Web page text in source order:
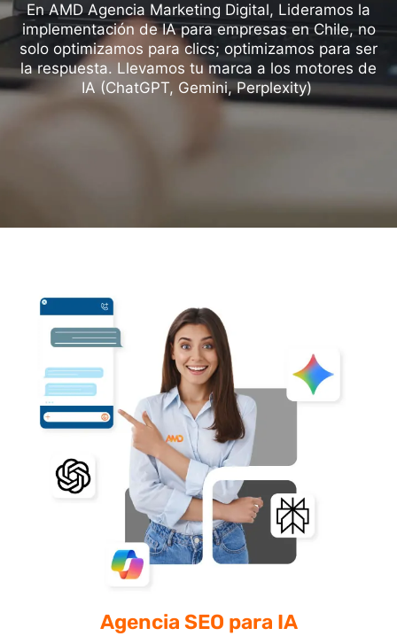
En AMD Agencia Marketing Digital, Lideramos la
implementación de IA para empresas en Chile, no
solo optimizamos para clics; optimizamos para ser
la respuesta. Llevamos tu marca a los motores de
IA (ChatGPT, Gemini, Perplexity)
Agencia SEO ⁣para IA